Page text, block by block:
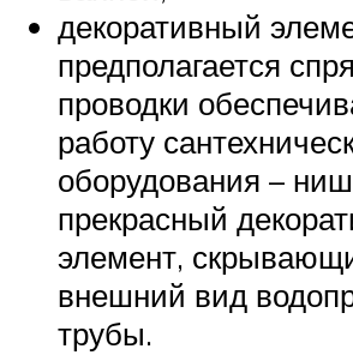
декоративный
предполагается
проводки
работу
оборудования –
прекрасный
элемент,
внешний вид
трубы.